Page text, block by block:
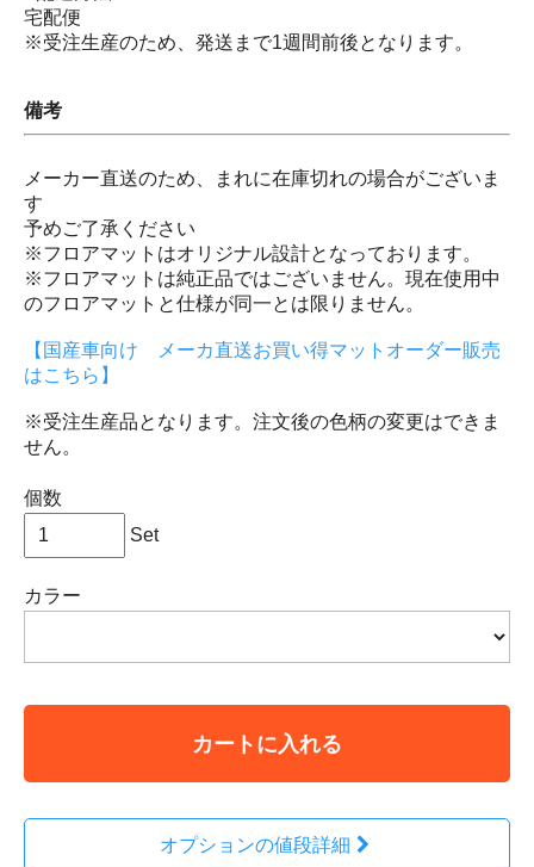
宅配便
※受注生産のため、発送まで1週間前後となります。
備考
メーカー直送のため、まれに在庫切れの場合がございま
す
予めご了承ください
※フロアマットはオリジナル設計となっております。
※フロアマットは純正品ではございません。現在使用中
のフロアマットと仕様が同一とは限りません。
【国産車向け メーカ直送お買い得マットオーダー販売
はこちら】
※受注生産品となります。注文後の色柄の変更はできま
せん。
個数
Set
カラー
カートに入れる
オプションの値段詳細